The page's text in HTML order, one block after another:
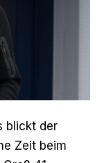
blickt der
Zeit beim